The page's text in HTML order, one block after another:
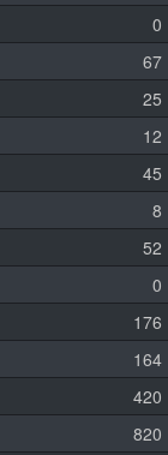
0
67
25
12
45
8
52
0
176
164
420
820